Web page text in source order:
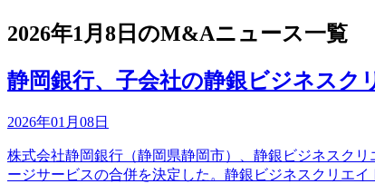
2026年1月8日のM&Aニュース一覧
静岡銀行、子会社の静銀ビジネスク
2026年01月08日
株式会社静岡銀行（静岡県静岡市）、静銀ビジネスク
ージサービスの合併を決定した。静銀ビジネスクリエ